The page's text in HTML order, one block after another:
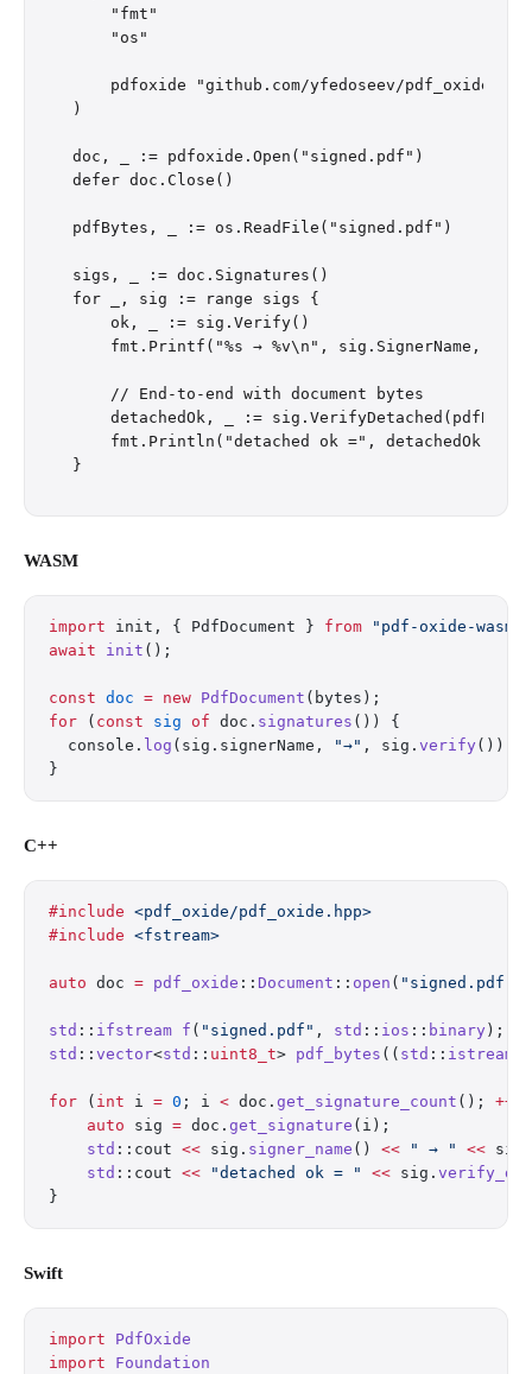
    "fmt"
    "os"
    pdfoxide "github.com/yfedoseev/pdf_oxide/go"
)
doc, _ := pdfoxide.Open("signed.pdf")
defer doc.Close()
pdfBytes, _ := os.ReadFile("signed.pdf")
sigs, _ := doc.Signatures()
for _, sig := range sigs {
    ok, _ := sig.Verify()
    fmt.Printf("%s → %v\n", sig.SignerName, ok)
    // End-to-end with document bytes
detachedOk, _ :=
    fmt.Println("detached ok =", detachedOk)
WASM
import init, { PdfDocument } from "pdf-oxide-wasm/
await init ();
const doc = new PdfDocument (bytes);
for ( const sig of doc. signatures ()) {
  console.
log (sig.signerName, "→" , sig. verify ());
}
C++
#include <pdf_oxide/pdf_oxide.hpp>
#include <fstream>
auto doc = pdf_oxide :: Document :: open ( "signed.pdf"
std :: ifstream f ( "signed.pdf" , std :: ios :: binary );
std :: vector<std :: uint8_t> pdf_bytes (( std ::
for ( int i = 0 ; i < doc. get_signature_count (); ++
    auto
sig = doc. get_signature (i);
    std
::cout << sig. signer_name () << " → " << sig.
    std
::cout << "detached ok = " << sig.
}
Swift
import PdfOxide
import Foundation